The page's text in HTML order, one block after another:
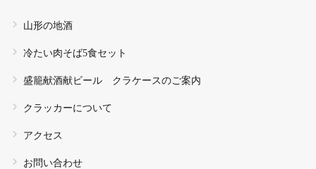
山形の地酒
冷たい肉そば5食セット
盛籠献酒献ビール クラケースのご案内
クラッカーについて
アクセス
お問い合わせ